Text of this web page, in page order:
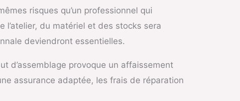
risques qu’un professionnel qui
du matériel et des stocks sera
deviendront essentielles.
d’assemblage provoque un affaissement
assurance adaptée, les frais de réparation